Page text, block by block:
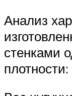
Анализ
стенками
плотности: